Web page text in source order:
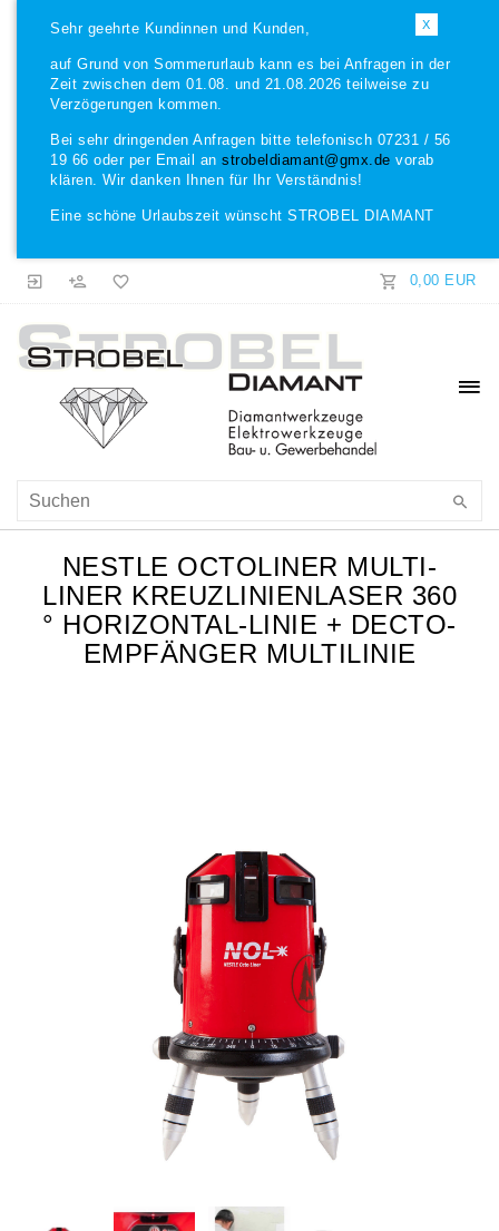
X
Sehr geehrte Kundinnen und Kunden,
auf Grund von Sommerurlaub kann es bei Anfragen in der
Zeit zwischen dem 01.08. und 21.08.2026 teilweise zu
Verzögerungen kommen.
Bei sehr dringenden Anfragen bitte telefonisch 07231 / 56
19 66 oder per Email an strobeldiamant@gmx.de vorab
klären. Wir danken Ihnen für Ihr Verständnis!
Eine schöne Urlaubszeit wünscht STROBEL DIAMANT
0,00 EUR
NESTLE OCTOLINER MULTI-
LINER KREUZLINIENLASER 360
° HORIZONTAL-LINIE + DECTO-
EMPFÄNGER MULTILINIE